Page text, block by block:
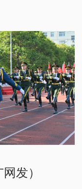
发）